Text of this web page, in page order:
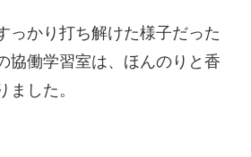
っかり打ち解けた様子だった
協働学習室は、ほんのりと香
ました。